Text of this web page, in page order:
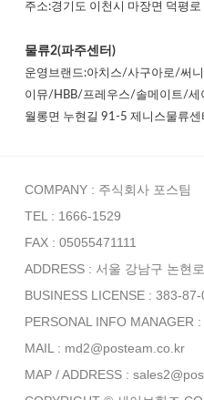
주소:경기도 이천시 마장면 덕평
물류2(파주센터)
운영브랜드:아치스/사구아로/써
이뮤/HBB/프레우스/솔메이트/세
월롱면 누현길 91-5 제니스물류센
COMPANY : 주식회사 포스팀
TEL : 1666-1529
FAX : 05055471111
ADDRESS : 서울 강남구 논현
BUSINESS LICENSE : 383-
PERSONAL INFO MANAGER :
MAIL : md2@posteam.co.kr
MAP / ADDRESS :